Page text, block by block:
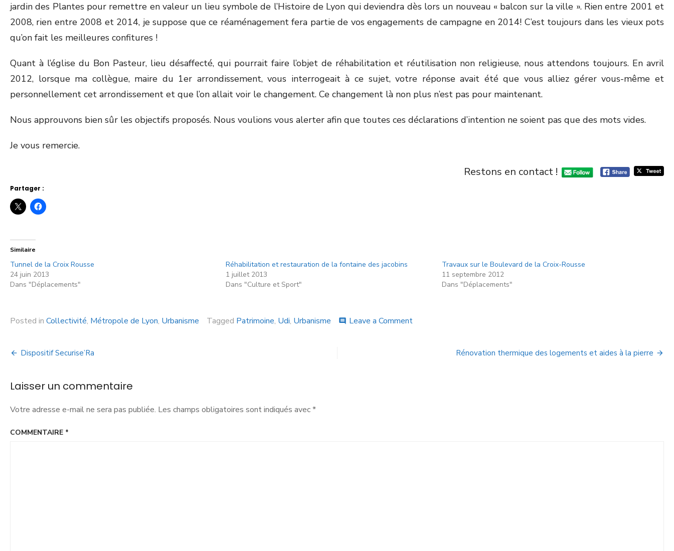
jardin des Plantes pour remettre en valeur un lieu symbole de l’Histoire de Lyon qui deviendra dès lors un nouveau « balcon sur la ville ». Rien entre 2001 et
2008, rien entre 2008 et 2014, je suppose que ce réaménagement fera partie de vos engagements de campagne en 2014! C’est toujours dans les vieux pots
qu’on fait les meilleures confitures !
Quant à l’église du Bon Pasteur, lieu désaffecté, qui pourrait faire l’objet de réhabilitation et réutilisation non religieuse, nous attendons toujours. En avril
2012, lorsque ma collègue, maire du 1er arrondissement, vous interrogeait à ce sujet, votre réponse avait été que vous alliez gérer vous-même et
personnellement cet arrondissement et que l’on allait voir le changement. Ce changement là non plus n’est pas pour maintenant.
Nous approuvons bien sûr les objectifs proposés. Nous voulions vous alerter afin que toutes ces déclarations d’intention ne soient pas que des mots vides.
Je vous remercie.
Restons en contact !
Partager :
Similaire
Tunnel de la Croix Rousse
24 juin 2013
Dans "Déplacements"
Réhabilitation et restauration de la fontaine des jacobins
1 juillet 2013
Dans "Culture et Sport"
Travaux sur le Boulevard de la Croix-Rousse
11 septembre 2012
Dans "Déplacements"
Posted in Collectivité, Métropole de Lyon, Urbanisme Tagged Patrimoine, Udi, Urbanisme comment Leave a Comment
Dispositif Securise’Ra Rénovation thermique des logements et aides à la pierre
Laisser un commentaire
Votre adresse e-mail ne sera pas publiée. Les champs obligatoires sont indiqués avec*
COMMENTAIRE *